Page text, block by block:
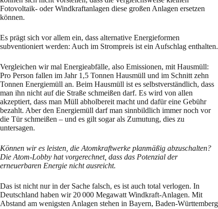
Fotovoltaik- oder Windkraftanlagen diese großen Anlagen ersetzen
können.
Es prägt sich vor allem ein, dass alternative Energieformen
subventioniert werden: Auch im Strompreis ist ein Aufschlag enthalten.
Vergleichen wir mal Energieabfälle, also Emissionen, mit Hausmüll:
Pro Person fallen im Jahr 1,5 Tonnen Hausmüll und im Schnitt zehn
Tonnen Energiemüll an. Beim Hausmüll ist es selbstverständlich, dass
man ihn nicht auf die Straße schmeißen darf. Es wird von allen
akzeptiert, dass man Müll abholbereit macht und dafür eine Gebühr
bezahlt. Aber den Energiemüll darf man sinnbildlich immer noch vor
die Tür schmeißen – und es gilt sogar als Zumutung, dies zu
untersagen.
Können wir es leisten, die Atomkraftwerke planmäßig abzuschalten?
Die Atom-Lobby hat vorgerechnet, dass das Potenzial der
erneuerbaren Energie nicht ausreicht.
Das ist nicht nur in der Sache falsch, es ist auch total verlogen. In
Deutschland haben wir 20 000 Megawatt Windkraft-Anlagen. Mit
Abstand am wenigsten Anlagen stehen in Bayern, Baden-Württemberg